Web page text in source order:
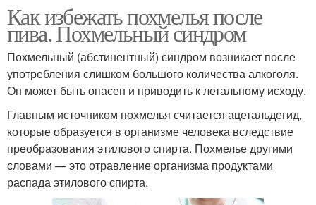
Как избежать похмелья после
пива. Похмельный синдром
Похмельный (абстинентный) синдром возникает после
употребления слишком большого количества алкоголя.
Он может быть опасен и приводить к летальному исходу.
Главным источником похмелья считается ацетальдегид,
которые образуется в организме человека вследствие
преобразования этилового спирта. Похмелье другими
словами — это отравление организма продуктами
распада этилового спирта.